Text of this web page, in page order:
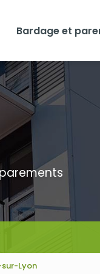
Bardage et
Lyon